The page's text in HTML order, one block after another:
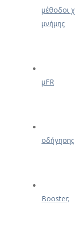
μέθοδοι
μνήμης
μFR
Booster;